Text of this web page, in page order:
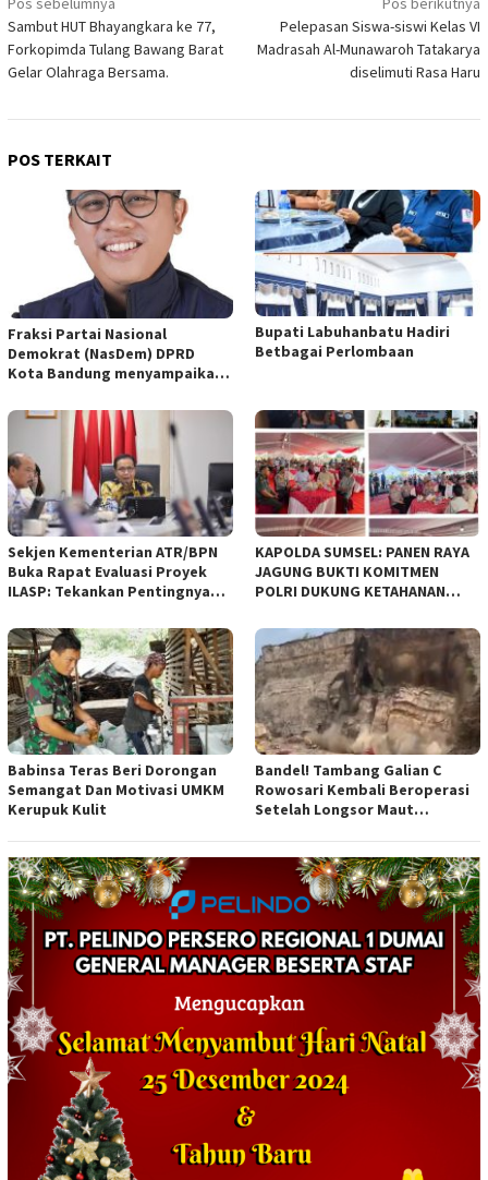
Navigasi
pos
Sambut HUT Bhayangkara ke 77,
Forkopimda Tulang Bawang Barat
Gelar Olahraga Bersama.
Pelepasan Siswa-siswi Kelas VI
Madrasah Al-Munawaroh Tatakarya
diselimuti Rasa Haru
POS TERKAIT
Fraksi Partai Nasional
Demokrat (NasDem) DPRD
Kota Bandung menyampaikan
empat Rancangan Peraturan
Daerah (Raperda) yang
diajukan Pemerintah Kota
Bandung
Bupati Labuhanbatu Hadiri
Betbagai Perlombaan
Sekjen Kementerian ATR/BPN
Buka Rapat Evaluasi Proyek
ILASP: Tekankan Pentingnya
Anggaran
KAPOLDA SUMSEL: PANEN RAYA
JAGUNG BUKTI KOMITMEN
POLRI DUKUNG KETAHANAN
Babinsa Teras Beri Dorongan
Semangat Dan Motivasi UMKM
Kerupuk Kulit
Bandel! Tambang Galian C
Rowosari Kembali Beroperasi
Setelah Longsor Maut